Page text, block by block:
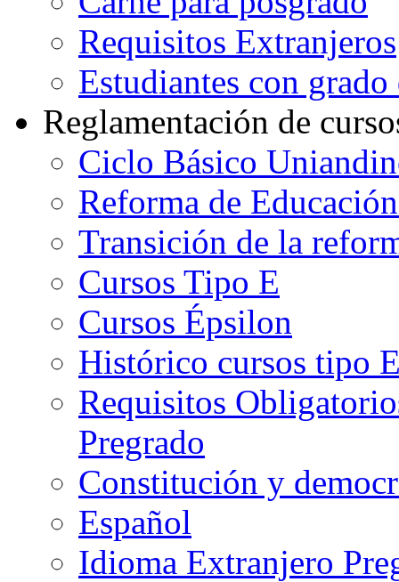
Requisitos Extranjeros
Estudiantes con
Reglamentación de
Ciclo Básico
Reforma de
Transición de la
Cursos Tipo E
Cursos Épsilon
Histórico cursos tipo
Requisitos
Pregrado
Constitución y
Español
Idioma Extranjero